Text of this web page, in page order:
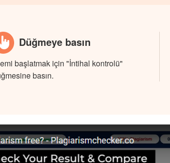
Düğmeye basın
başlatmak için "İntihal kontrolü"
basın.